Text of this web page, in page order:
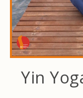
Yin